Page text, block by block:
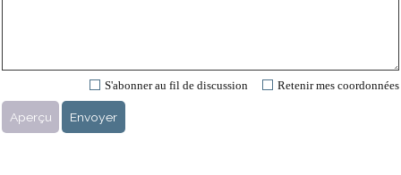
Retenir mes coordonnées
S'abonner au fil de discussion